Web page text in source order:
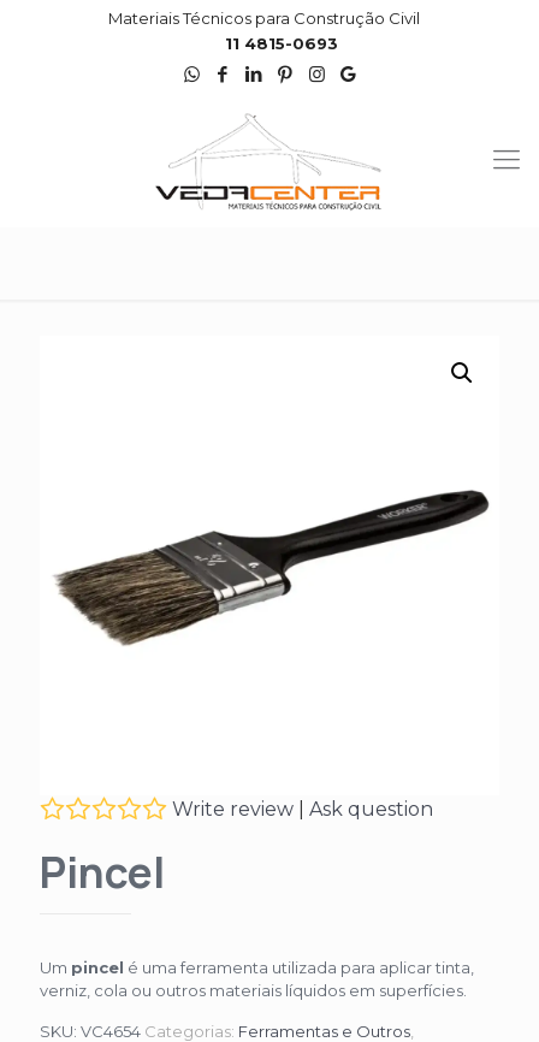
Materiais Técnicos para Construção Civil
11 4815-0693
Write review |Ask question
Pincel
Um pincel é uma ferramenta utilizada para aplicar tinta,
verniz, cola ou outros materiais líquidos em superfícies.
SKU: VC4654 Categorias: Ferramentas e Outros